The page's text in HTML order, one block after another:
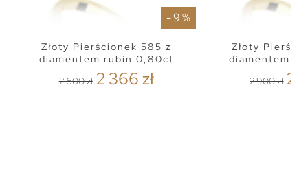
- 9 %
Złoty Pierścionek 585 z
diamentem rubin 0,80ct
2 600 zł 2 366 zł
Złoty
diamentem
2 900 zł 2